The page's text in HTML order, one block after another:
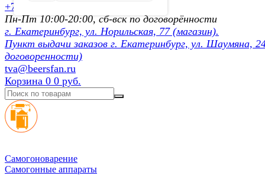
+7 (902) 872-54-70
Пн-Пт 10:00-20:00, сб-вск по договорённости
г. Екатеринбург, ул. Норильская, 77 (магазин).
Пункт выдачи заказов г. Екатеринбург, ул. Шаумяна,
договоренности)
tva@beersfan.ru
Корзина 0 0 руб.
Cамогоноварение
Самогонные аппараты